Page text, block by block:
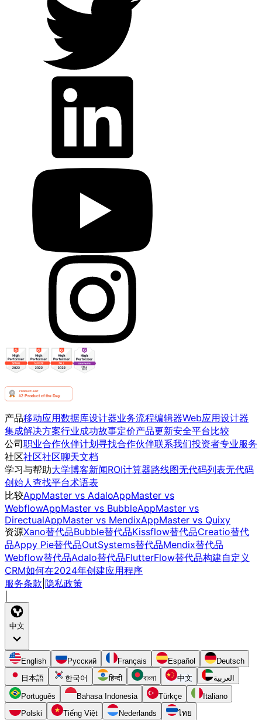
产品移动应用数据库设计器业务流程编辑器Web应用设计器
集成解决方案行业成功故事定价产品更新安全平台比较
公司职业合作伙伴计划寻找合作伙伴联系我们投资者专业服务
社区社区社区聊天文档
学习与帮助大学博客新闻ROI计算器路线图无代码列表无代码
创始人 查找平台术语表
比较AppMaster vs AdaloAppMaster vs
WebflowAppMaster vs BubbleAppMaster vs
DirectualAppMaster vs MendixAppMaster vs Quixy
资源Xano替代品Bubble替代品Kissflow替代品Creatio替代
品Appy Pie替代品OutSystems替代品Mendix替代品
Webflow替代品Adalo替代品FlutterFlow替代品构建自定义
CRM如何在2024年创建应用程序
服务条款 隐私政策
中文
English Русский Français Español
Deutsch
日本語
한국어 हिन्दी বাংলা 中文 العربية
Português Bahasa Indonesia Türkçe
Italiano
Polski
Tiếng Việt Nederlands ไทย